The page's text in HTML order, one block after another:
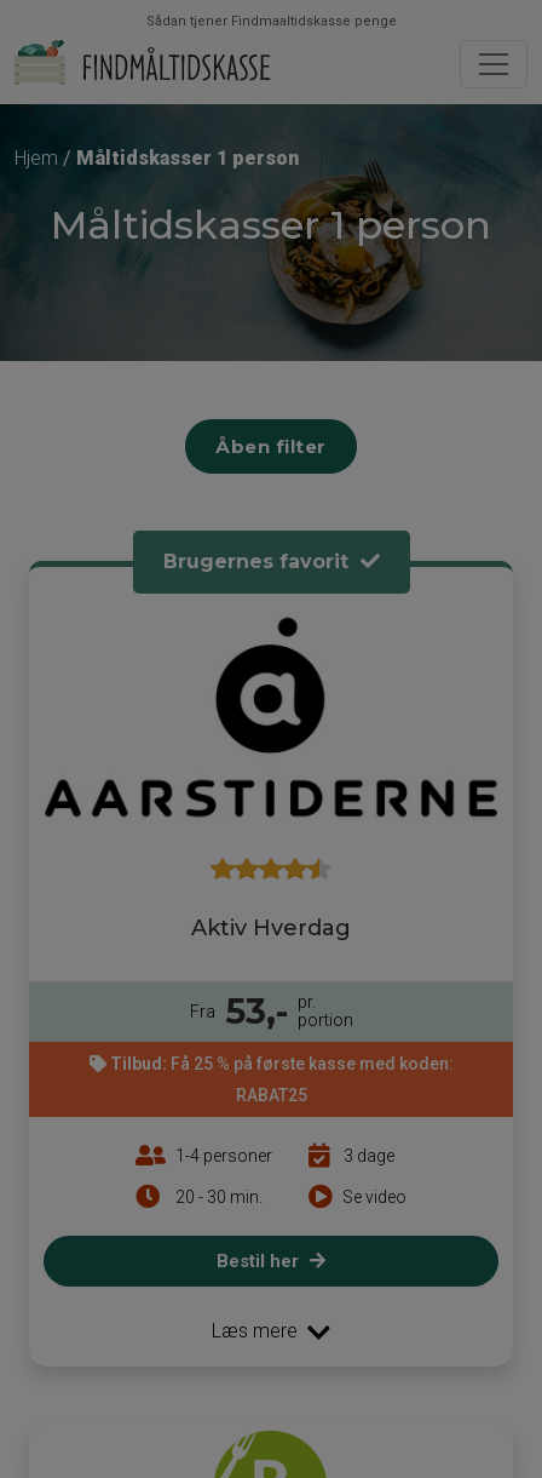
Sådan tjener Findmaaltidskasse penge
Hjem Måltidskasser 1 person
Måltidskasser 1 person
Åben filter
Brugernes favorit
Aktiv Hverdag
Fra 53,-
pr.
portion
Tilbud: Få 25 % på første kasse med koden:
RABAT25
1-4 personer
20 - 30 min.
3 dage
Se video
Bestil her
Læs mere